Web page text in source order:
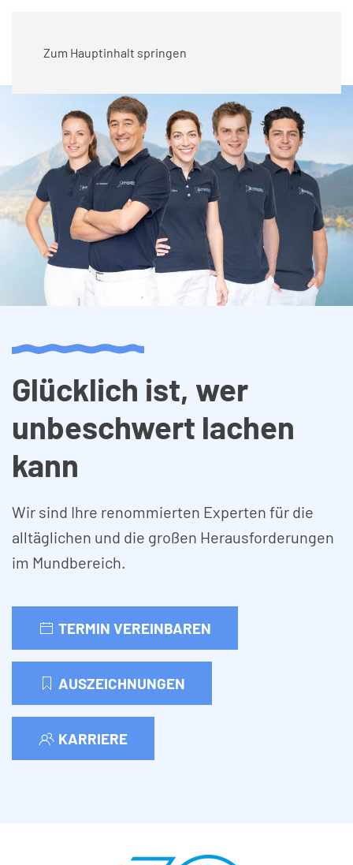
Zum Hauptinhalt springen
Glücklich ist, wer
unbeschwert lachen
kann
Wir sind Ihre renommierten Experten für die
alltäglichen und die großen Herausforderungen
im Mundbereich.
TERMIN VEREINBAREN
AUSZEICHNUNGEN
KARRIERE